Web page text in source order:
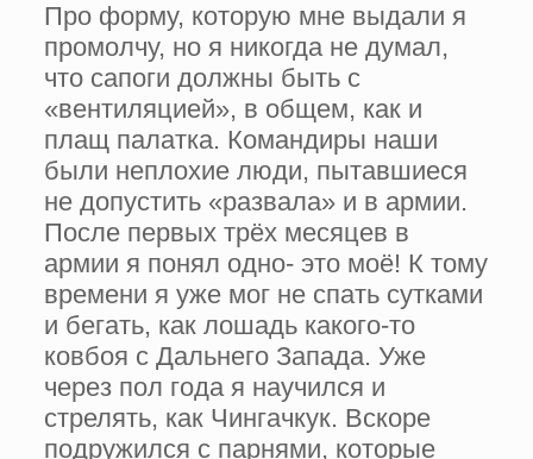
Про форму, которую мне выдали я
промолчу, но я никогда не думал,
что сапоги должны быть с
«вентиляцией», в общем, как и
плащ палатка. Командиры наши
были неплохие люди, пытавшиеся
не допустить «развала» и в армии.
После первых трёх месяцев в
армии я понял одно- это моё! К тому
времени я уже мог не спать сутками
и бегать, как лошадь какого-то
ковбоя с Дальнего Запада. Уже
через пол года я научился и
стрелять, как Чингачкук. Вскоре
подружился с парнями, которые